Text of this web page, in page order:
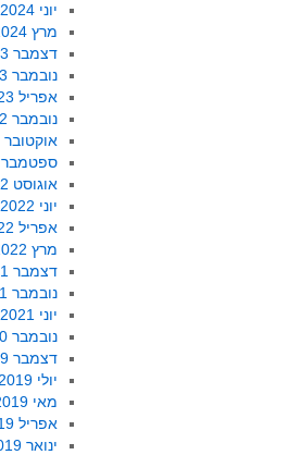
יוני 2024
מרץ 2024
דצמבר 2023
נובמבר 2023
אפריל 2023
נובמבר 2022
אוקטובר 2022
ספטמבר 2022
אוגוסט 2022
יוני 2022
אפריל 2022
מרץ 2022
דצמבר 2021
נובמבר 2021
יוני 2021
נובמבר 2020
דצמבר 2019
יולי 2019
מאי 2019
אפריל 2019
ינואר 2019